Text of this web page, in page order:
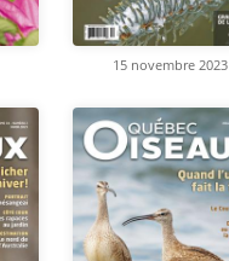
15 novembre 2023